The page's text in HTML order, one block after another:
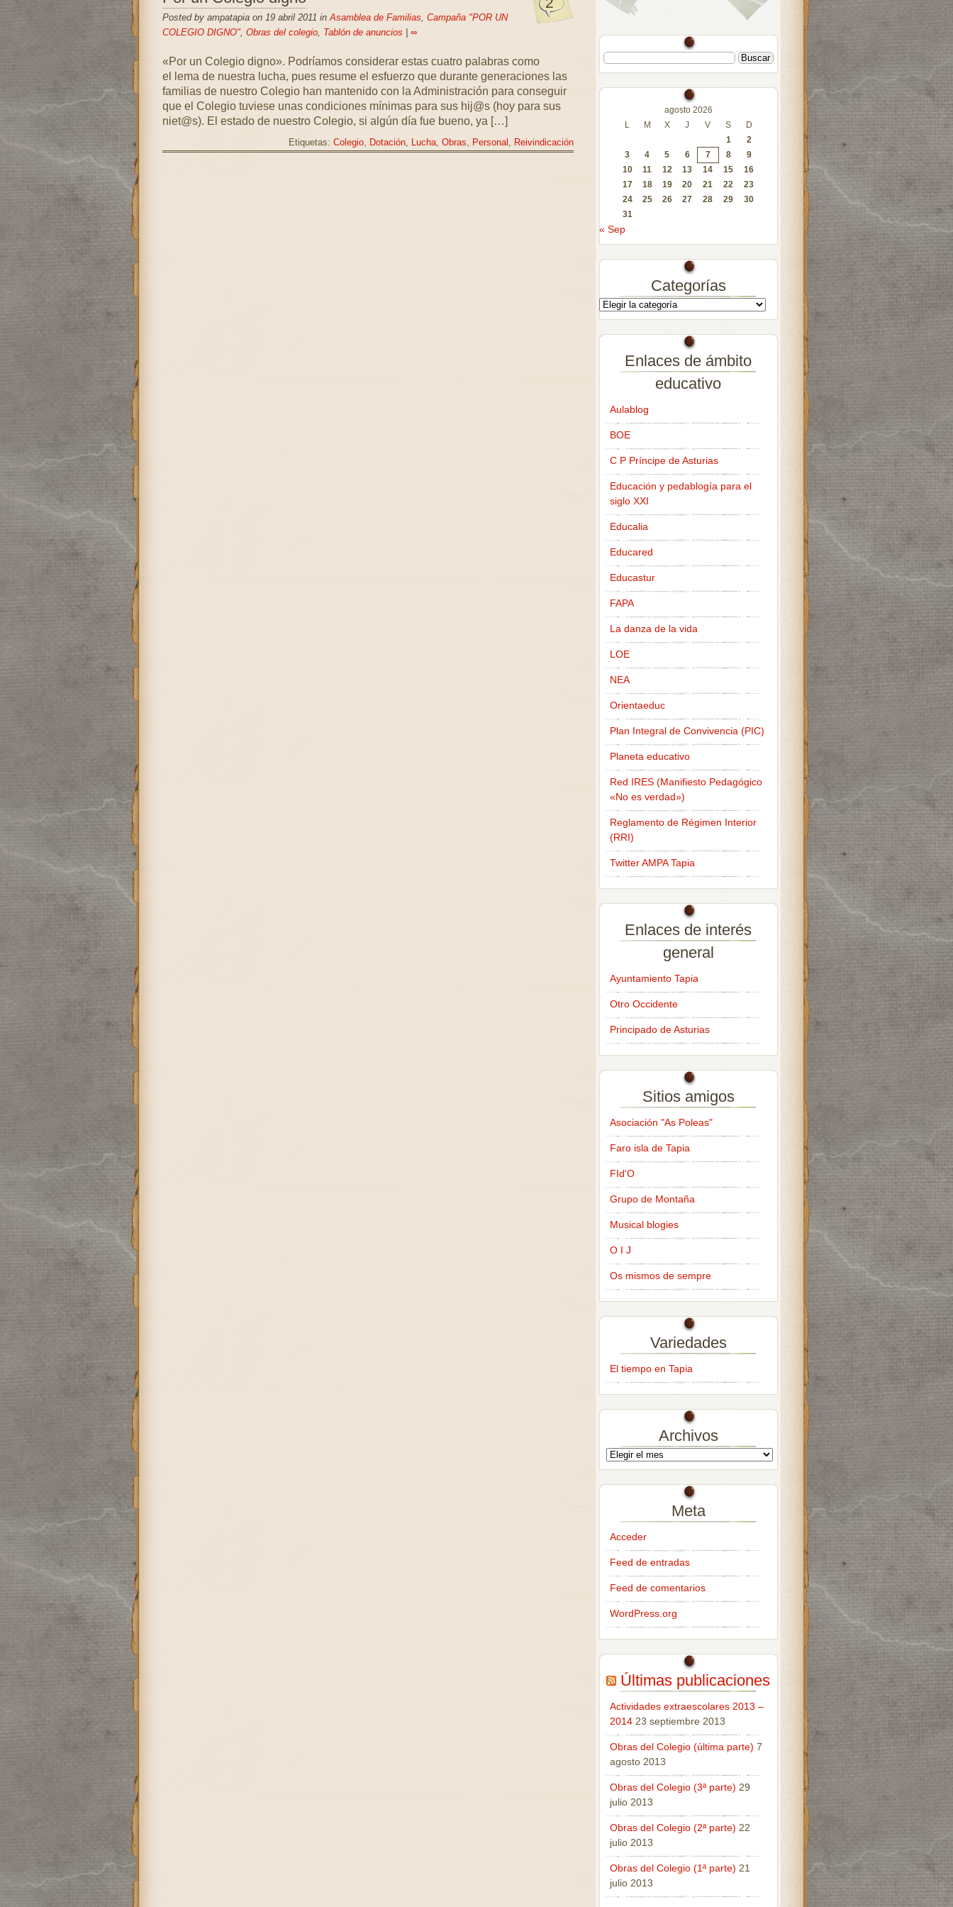
Posted by ampatapia on 19 abril 2011 inAsamblea de Familias, Campaña "POR UN
COLEGIO DIGNO", Obras del colegio, Tablón de anuncios ∞
«Por un Colegio digno». Podríamos considerar estas cuatro palabras como
el lema de nuestra lucha, pues resume el esfuerzo que durante generaciones las
familias de nuestro Colegio han mantenido con la Administración para conseguir
que el Colegio tuviese unas condiciones mínimas para sus hij@s (hoy para sus
niet@s). El estado de nuestro Colegio, si algún día fue bueno, ya […]
Etiquetas: Colegio, Dotación, Lucha, Obras, Personal , Reivindicación
agosto 2026
L
M X J V S
D
1
2
3
4 5 6 7 8
9
10
11 12 13 14 15
16
17
18 19 20 21 22
23
24
25 26 27 28 29
30
31
« Sep
Categorías
Enlaces de ámbito
educativo
Aulablog
BOE
C P Príncipe de Asturias
Educación y pedablogía para el
siglo XXI
Educalia
Educared
Educastur
FAPA
La danza de la vida
LOE
NEA
Orientaeduc
Plan Integral de Convivencia (PIC)
Planeta educativo
Red IRES (Manifiesto Pedagógico
«No es verdad»)
Reglamento de Régimen Interior
(RRI)
Twitter AMPA Tapia
Enlaces de interés
general
Ayuntamiento Tapia
Otro Occidente
Principado de Asturias
Sitios amigos
Asociación "As Poleas"
Faro isla de Tapia
FId'O
Grupo de Montaña
Musical blogies
O I J
Os mismos de sempre
Variedades
El tiempo en Tapia
Archivos
Meta
Acceder
Feed de entradas
Feed de comentarios
WordPress.org
Últimas publicaciones
Actividades extraescolares 2013 –
2014 23 septiembre 2013
Obras del Colegio (última parte) 7
agosto 2013
Obras del Colegio (3ª parte) 29
julio 2013
Obras del Colegio (2ª parte) 22
julio 2013
Obras del Colegio (1ª parte) 21
julio 2013